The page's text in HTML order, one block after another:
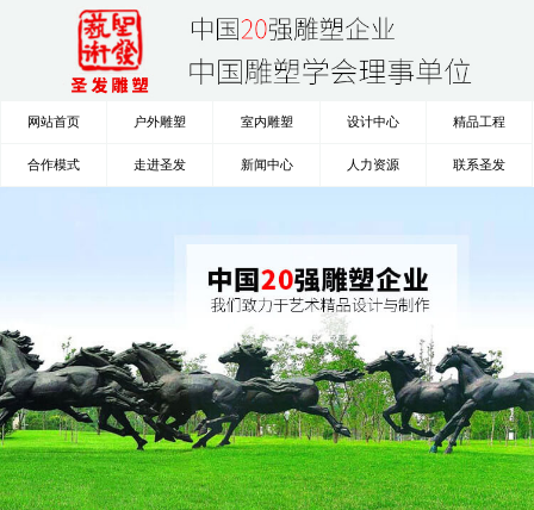
网站首页 户外雕塑 室内雕塑 设计中心 精品工程
合作模式 走进圣发 新闻中心 人力资源 联系圣发